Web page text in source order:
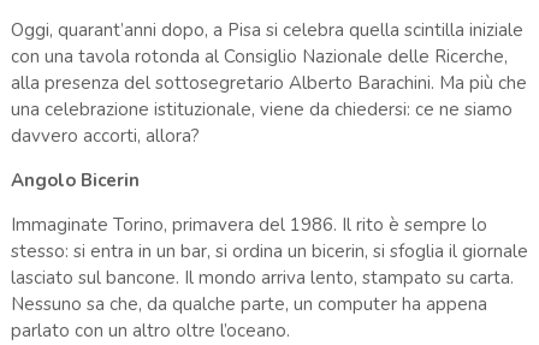
Oggi, quarant’anni dopo, a Pisa si celebra quella scintilla iniziale
con una tavola rotonda al Consiglio Nazionale delle Ricerche,
alla presenza del sottosegretario Alberto Barachini. Ma più che
una celebrazione istituzionale, viene da chiedersi: ce ne siamo
davvero accorti, allora?
Angolo Bicerin
Immaginate Torino, primavera del 1986. Il rito è sempre lo
stesso: si entra in un bar, si ordina un bicerin, si sfoglia il giornale
lasciato sul bancone. Il mondo arriva lento, stampato su carta.
Nessuno sa che, da qualche parte, un computer ha appena
parlato con un altro oltre l’oceano.